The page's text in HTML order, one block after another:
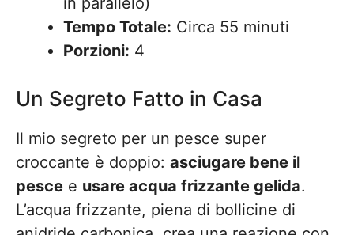
Tempo Totale: Circa 55 minuti
Porzioni: 4
Un Segreto Fatto in Casa
Il mio segreto per un pesce super
croccante è doppio: asciugare bene il
pesce e usare acqua frizzante gelida.
L’acqua frizzante, piena di bollicine di